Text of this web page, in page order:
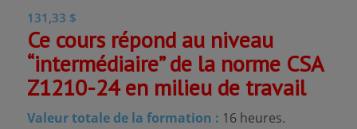
131,33 $
Ce cours répond au niveau
“intermédiaire” de la norme CSA
Z1210-24 en milieu de travail
Valeur totale de la formation : 16 heures.